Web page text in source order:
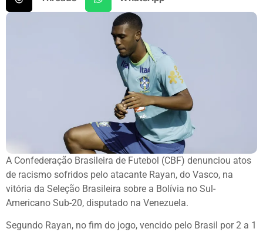
A Confederação Brasileira de Futebol (CBF) denunciou atos
de racismo sofridos pelo atacante Rayan, do Vasco, na
vitória da Seleção Brasileira sobre a Bolívia no Sul-
Americano Sub-20, disputado na Venezuela.
Segundo Rayan, no fim do jogo, vencido pelo Brasil por 2 a 1